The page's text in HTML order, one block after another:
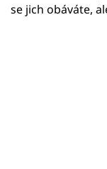
Mámy sobě
se jich obáváte,